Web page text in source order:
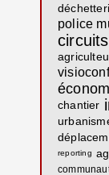
police
chantier
reporting